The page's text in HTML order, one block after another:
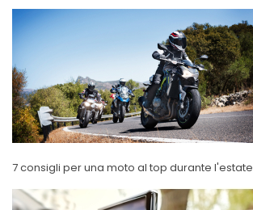
7 consigli per una moto al top durante l'estate